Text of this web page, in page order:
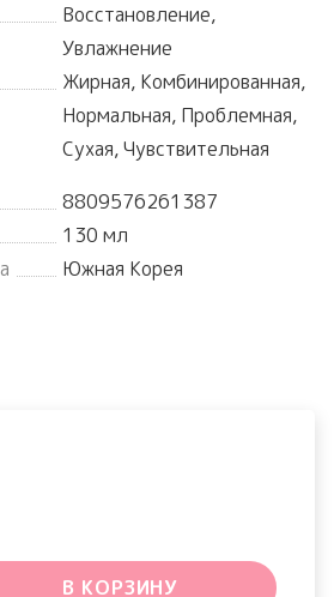
Восстановление,
Увлажнение
Жирная, Комбинированная,
Нормальная, Проблемная,
Сухая, Чувствительная
8809576261387
130 мл
Южная Корея
В КОРЗИНУ